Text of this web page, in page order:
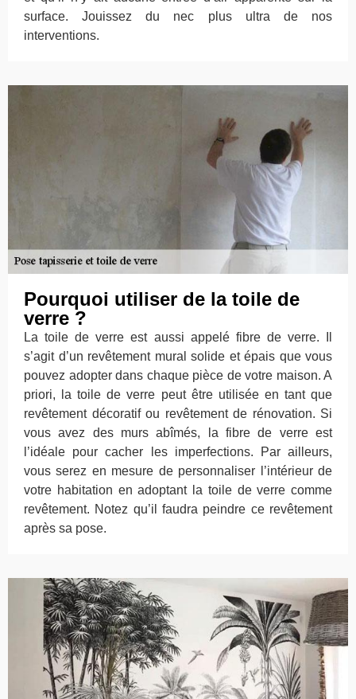
surface. Jouissez du nec plus ultra de nos
interventions.
Pourquoi utiliser de la toile de
verre ?
La toile de verre est aussi appelé fibre de verre. Il
s’agit d’un revêtement mural solide et épais que vous
pouvez adopter dans chaque pièce de votre maison. A
priori, la toile de verre peut être utilisée en tant que
revêtement décoratif ou revêtement de rénovation. Si
vous avez des murs abîmés, la fibre de verre est
l’idéale pour cacher les imperfections. Par ailleurs,
vous serez en mesure de personnaliser l’intérieur de
votre habitation en adoptant la toile de verre comme
revêtement. Notez qu’il faudra peindre ce revêtement
après sa pose.